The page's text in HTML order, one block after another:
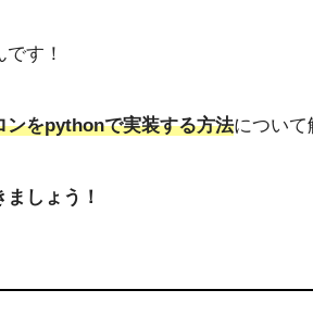
す！
ンをpythonで実装する方法について
しょう！